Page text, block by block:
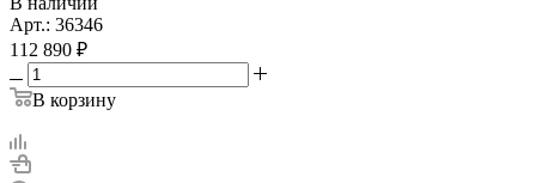
Арт.: 36346
112 890 ₽
В корзину